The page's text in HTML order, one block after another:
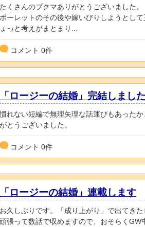
たくさんのブクマありがとうございました。
ポーレットのその後や嫁いびりしようとし
ょっと考えがまとまり...
コメント 0件
「ロージーの結婚」完結しました
慣れない短編で無理矢理な話運びもあった
がとうございました。
コメント 0件
「ロージーの結婚」連載します
お久しぶりです。「成り上がり」で出てき
頑張って数話で収めますので、おそらくGW